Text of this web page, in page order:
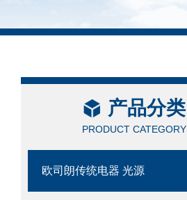
产品分类
PRODUCT CATEGORY
欧司朗传统电器 光源